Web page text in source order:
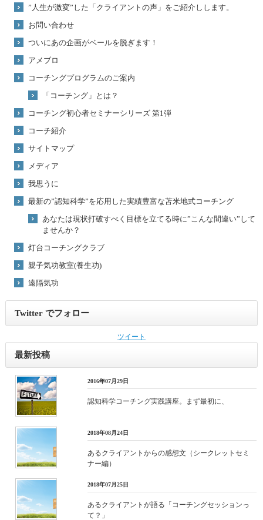
”人生が激変”した「クライアントの声」をご紹介しします。
お問い合わせ
ついにあの企画がベールを脱ぎます！
アメブロ
コーチングプログラムのご案内
「コーチング」とは？
コーチング初心者セミナーシリーズ 第1弾
コーチ紹介
サイトマップ
メディア
我思うに
最新の”認知科学”を応用した実績豊富な苫米地式コーチング
あなたは現状打破すべく目標を立てる時に”こんな間違い”して
ませんか？
灯台コーチングクラブ
親子気功教室(養生功)
遠隔気功
Twitter でフォロー
ツイート
最新投稿
2016年07月29日
認知科学コーチング実践講座。まず最初に、
2018年08月24日
あるクライアントからの感想文（シークレットセミ
ナー編）
2018年07月25日
あるクライアントが語る「コーチングセッションっ
て？」